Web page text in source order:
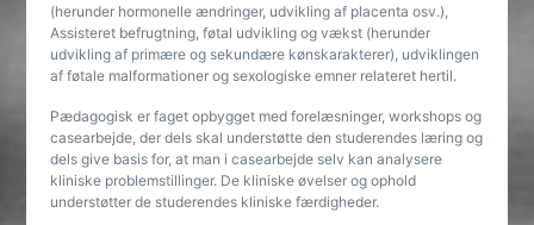
(herunder hormonelle ændringer, udvikling af placenta osv.),
Assisteret befrugtning, føtal udvikling og vækst (herunder
udvikling af primære og sekundære kønskarakterer), udviklingen
af føtale malformationer og sexologiske emner relateret hertil.
Pædagogisk er faget opbygget med forelæsninger, workshops og
casearbejde, der dels skal understøtte den studerendes læring og
dels give basis for, at man i casearbejde selv kan analysere
kliniske problemstillinger. De kliniske øvelser og ophold
understøtter de studerendes kliniske færdigheder.